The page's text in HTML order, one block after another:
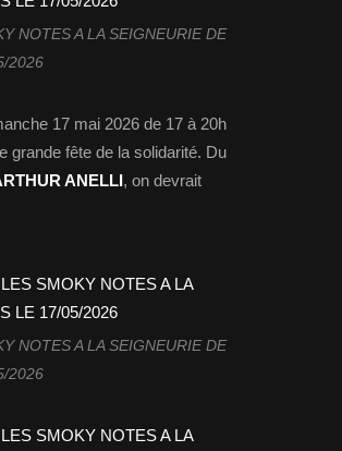
NOTES A LA SEIGNEURIE DE
2026
17 mai 2026 de 17 à 20h
grande fête de la solidarité. Du
ANELLI, on devrait
NOTES A LA SEIGNEURIE DE
2026